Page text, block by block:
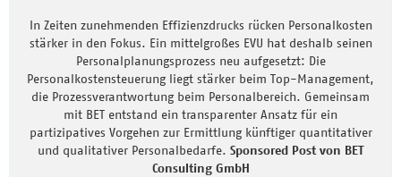
In Zeiten zunehmenden Effizienzdrucks rücken Personalkosten
stärker in den Fokus. Ein mittelgroßes EVU hat deshalb seinen
Personalplanungsprozess neu aufgesetzt: Die
Personalkostensteuerung liegt stärker beim Top-Management,
die Prozessverantwortung beim Personalbereich. Gemeinsam
mit BET entstand ein transparenter Ansatz für ein
partizipatives Vorgehen zur Ermittlung künftiger quantitativer
und qualitativer Personalbedarfe. Sponsored Post von BET
Consulting GmbH